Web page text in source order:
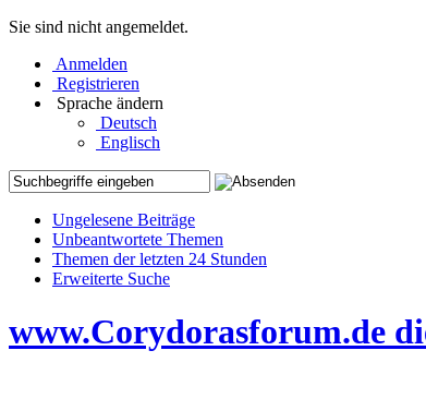
Sie sind nicht angemeldet.
Anmelden
Registrieren
Sprache ändern
Deutsch
Englisch
Ungelesene Beiträge
Unbeantwortete Themen
Themen der letzten 24 Stunden
Erweiterte Suche
www.Corydorasforum.de